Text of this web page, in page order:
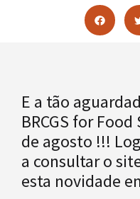
E a tão
BRCGS for
de agosto !!!
a consultar o
esta novidade